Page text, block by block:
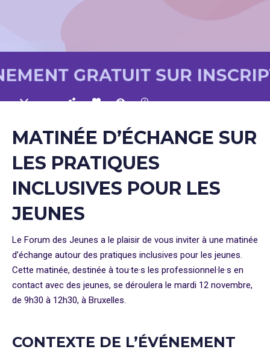
MATINÉE D’ÉCHANGE SUR
LES PRATIQUES
INCLUSIVES POUR LES
JEUNES
Le Forum des Jeunes a le plaisir de vous inviter à une matinée
d’échange autour des pratiques inclusives pour les jeunes.
Cette matinée, destinée à tou·te·s les professionnel·le·s en
contact avec des jeunes, se déroulera le mardi 12 novembre,
de 9h30 à 12h30, à Bruxelles.
CONTEXTE DE L’ÉVÉNEMENT